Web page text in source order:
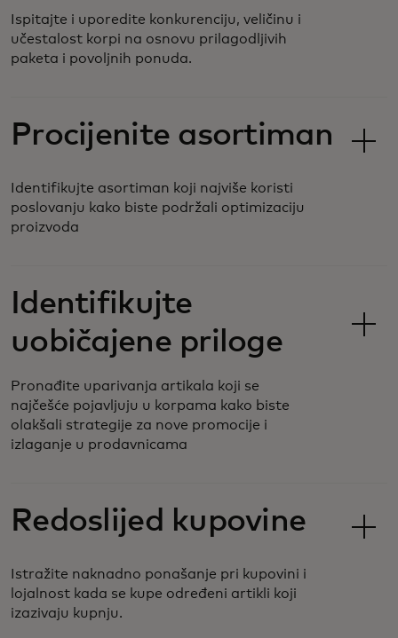
Ispitajte i uporedite konkurenciju, veličinu i
učestalost korpi na osnovu prilagodljivih
paketa i povoljnih ponuda.
Procijenite asortiman
Identifikujte asortiman koji najviše koristi
poslovanju kako biste podržali optimizaciju
proizvoda
Identifikujte
uobičajene priloge
Pronađite uparivanja artikala koji se
najčešće pojavljuju u korpama kako biste
olakšali strategije za nove promocije i
izlaganje u prodavnicama
Redoslijed kupovine
Istražite naknadno ponašanje pri kupovini i
lojalnost kada se kupe određeni artikli koji
izazivaju kupnju.